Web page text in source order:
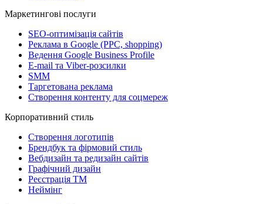
Маркетингові послуги
SEO-оптимізація сайтів
Реклама в Google (PPC, shopping)
Ведення Google Business Profile
E-mail та Viber-розсилки
SMM
Таргетована реклама
Створення контенту для соцмереж
Корпоративний стиль
Створення логотипів
Брендбук та фірмовий стиль
Вебдизайн та редизайн сайтів
Графічний дизайн
Реєстрація ТМ
Неймінг